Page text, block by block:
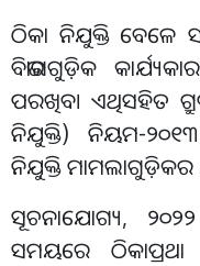
ଠିକା ନିଯୁକ୍ତି ବେଳେ
ବିଭାଗଗୁଡ଼ିକ
ପରଖିବ। ଏଥିସହିତ
ନିଯୁକ୍ତି) ନିୟମ-
ନିଯୁକ୍ତି ମାମଲାଗୁଡ଼ିକର
ସୂଚନାଯୋଗ୍ୟ,
ସମୟରେ